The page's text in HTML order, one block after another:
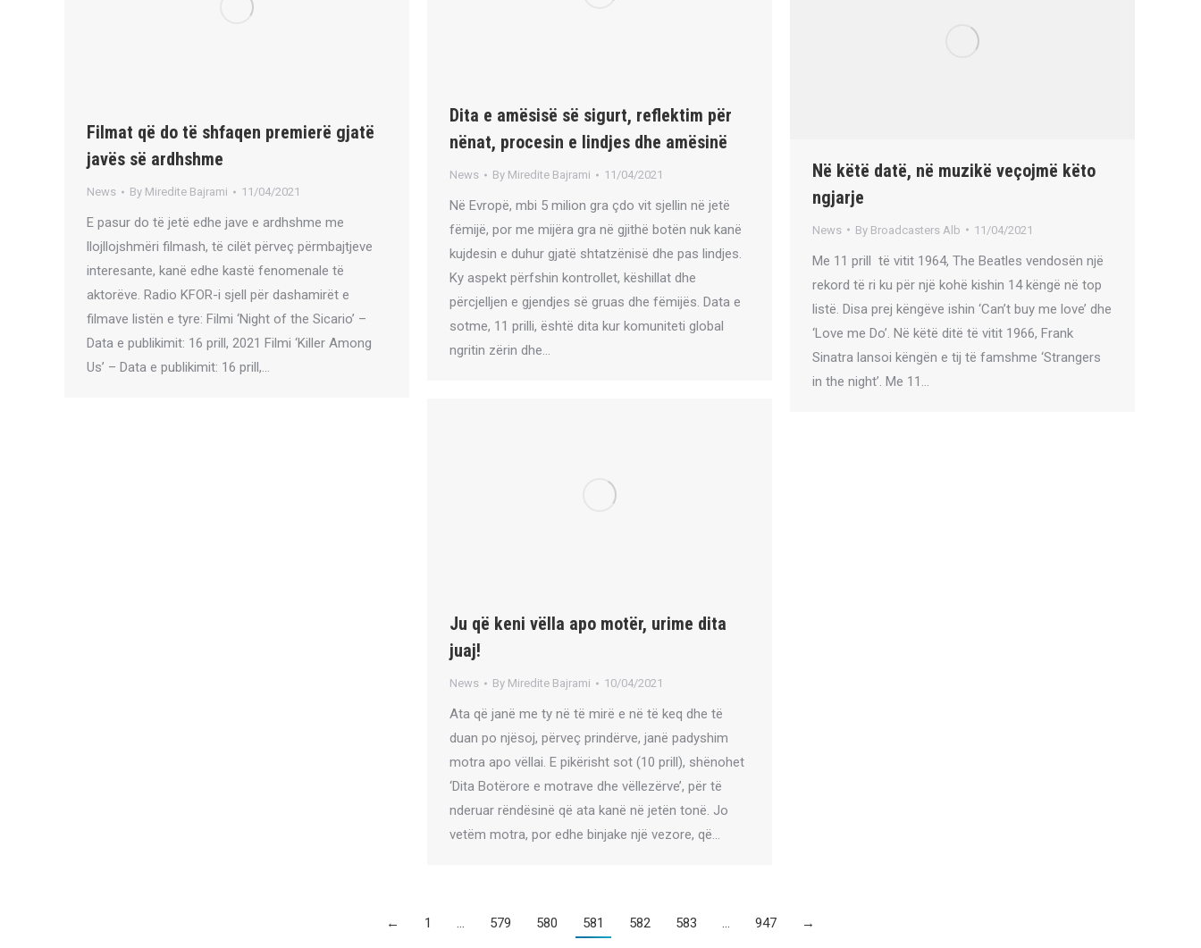
Dita e amësisë së sigurt, reflektim për
nënat, procesin e lindjes dhe amësinë
News By Miredite Bajrami 11/04/2021
Në Evropë, mbi 5 milion gra çdo vit sjellin në jetë
fëmijë, por me mijëra gra në gjithë botën nuk kanë
kujdesin e duhur gjatë shtatzënisë dhe pas lindjes.
Ky aspekt përfshin kontrollet, këshillat dhe
përcjelljen e gjendjes së gruas dhe fëmijës. Data e
sotme, 11 prilli, është dita kur komuniteti global
ngritin zërin dhe…
Filmat që do të shfaqen premierë gjatë
javës së ardhshme
News By Miredite Bajrami 11/04/2021
E pasur do të jetë edhe jave e ardhshme me
llojllojshmëri filmash, të cilët përveç përmbajtjeve
interesante, kanë edhe kastë fenomenale të
aktorëve. Radio KFOR-i sjell për dashamirët e
filmave listën e tyre: Filmi ‘Night of the Sicario’ –
Data e publikimit: 16 prill, 2021 Filmi ‘Killer Among
Us’ – Data e publikimit: 16 prill,…
Në këtë datë, në muzikë veçojmë këto
ngjarje
News By Broadcasters Alb 11/04/2021
Me 11 prill të vitit 1964, The Beatles vendosën një
rekord të ri ku për një kohë kishin 14 këngë në top
listë. Disa prej këngëve ishin ‘Can’t buy me love’ dhe
‘Love me Do’. Në këtë ditë të vitit 1966, Frank
Sinatra lansoi këngën e tij të famshme ‘Strangers
in the night’. Me 11…
Ju që keni vëlla apo motër, urime dita
juaj!
News By Miredite Bajrami 10/04/2021
Ata që janë me ty në të mirë e në të keq dhe të
duan po njësoj, përveç prindërve, janë padyshim
motra apo vëllai. E pikërisht sot (10 prill), shënohet
‘Dita Botërore e motrave dhe vëllezërve’, për të
nderuar rëndësinë që ata kanë në jetën tonë. Jo
vetëm motra, por edhe binjake një vezore, që…
← 1 … 579 580 581 582 583 … 947 →